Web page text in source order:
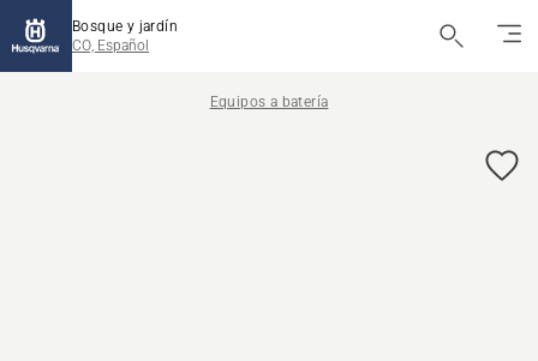
Bosque y jardín
CO, Español
Equipos a batería